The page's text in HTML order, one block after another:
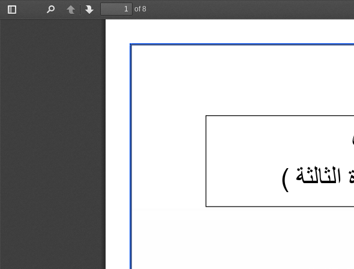
Toggle
PreviousNext
of 8
الثالثة )